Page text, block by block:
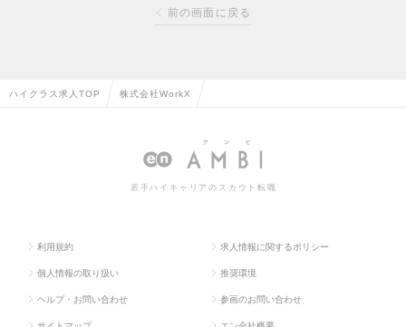
前の画面に戻る
ハイクラス求人TOP 株式会社WorkX
若手ハイキャリアのスカウト転職
利用規約 求人情報に関するポリシー
個人情報の取り扱い 推奨環境
ヘルプ・お問い合わせ 参画のお問い合わせ